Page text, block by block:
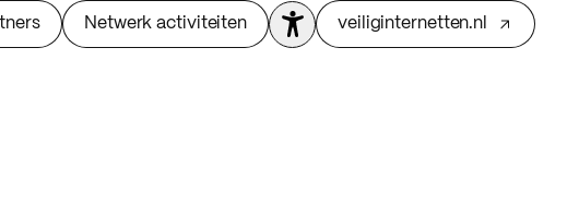
Netwerk activiteiten veiliginternetten.nl